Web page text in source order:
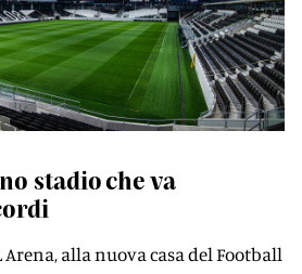
stadio che va
Arena, alla nuova casa del Football